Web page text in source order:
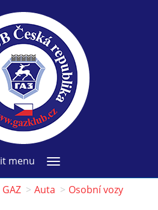
menu
GAZ Auta
Osobní vozy